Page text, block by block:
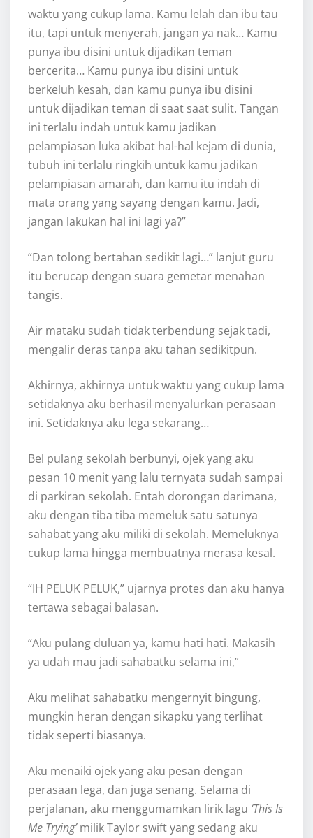
waktu yang cukup lama. Kamu lelah dan ibu tau
itu, tapi untuk menyerah, jangan ya nak… Kamu
punya ibu disini untuk dijadikan teman
bercerita… Kamu punya ibu disini untuk
berkeluh kesah, dan kamu punya ibu disini
untuk dijadikan teman di saat saat sulit. Tangan
ini terlalu indah untuk kamu jadikan
pelampiasan luka akibat hal-hal kejam di dunia,
tubuh ini terlalu ringkih untuk kamu jadikan
pelampiasan amarah, dan kamu itu indah di
mata orang yang sayang dengan kamu. Jadi,
jangan lakukan hal ini lagi ya?”
“Dan tolong bertahan sedikit lagi…” lanjut guru
itu berucap dengan suara gemetar menahan
tangis.
Air mataku sudah tidak terbendung sejak tadi,
mengalir deras tanpa aku tahan sedikitpun.
Akhirnya, akhirnya untuk waktu yang cukup lama
setidaknya aku berhasil menyalurkan perasaan
ini. Setidaknya aku lega sekarang…
Bel pulang sekolah berbunyi, ojek yang aku
pesan 10 menit yang lalu ternyata sudah sampai
di parkiran sekolah. Entah dorongan darimana,
aku dengan tiba tiba memeluk satu satunya
sahabat yang aku miliki di sekolah. Memeluknya
cukup lama hingga membuatnya merasa kesal.
“IH PELUK PELUK,” ujarnya protes dan aku hanya
tertawa sebagai balasan.
“Aku pulang duluan ya, kamu hati hati. Makasih
ya udah mau jadi sahabatku selama ini,”
Aku melihat sahabatku mengernyit bingung,
mungkin heran dengan sikapku yang terlihat
tidak seperti biasanya.
Aku menaiki ojek yang aku pesan dengan
perasaan lega, dan juga senang. Selama di
perjalanan, aku menggumamkan lirik lagu ‘This Is
Me Trying’milik Taylor swift yang sedang aku